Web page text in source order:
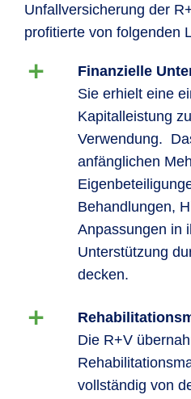
Unfallversicherung der
profitierte von folgenden
Finanzielle
Sie erhielt eine
Kapitalleistung
Verwendung.
anfänglichen
Behandlungen,
Anpassungen in
Unterstützung
decken.
Die R+V
vollständig von